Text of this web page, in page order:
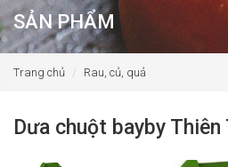
SẢN PHẨM
Trang chủ Rau, củ, quả
Dưa chuột bayby